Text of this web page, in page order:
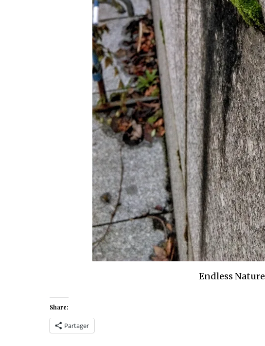
Endless Nature
Share:
Partager